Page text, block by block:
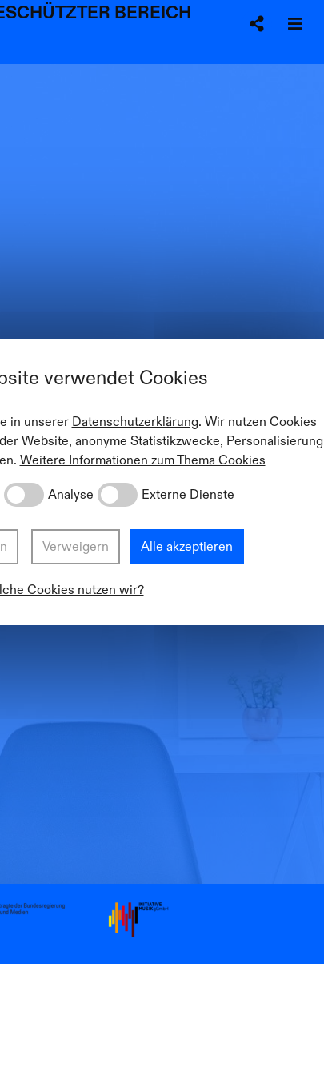
BEREICH
diese Seite zu öffnen.
verwendet Cookies
in unserer Datenschutzerklärung. Wir nutzen Cookies
Website, anonyme Statistikzwecke, Personalisierung
Weitere Informationen zum Thema Cookies
Analyse Externe Dienste
Verweigern Alle akzeptieren
Cookies nutzen wir?